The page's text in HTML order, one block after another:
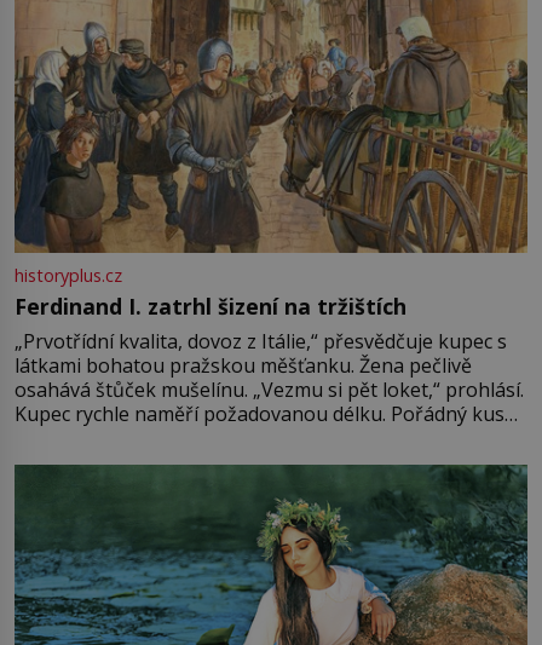
historyplus.cz
Ferdinand I. zatrhl šizení na tržištích
„Prvotřídní kvalita, dovoz z Itálie,“ přesvědčuje kupec s
látkami bohatou pražskou měšťanku. Žena pečlivě
osahává štůček mušelínu. „Vezmu si pět loket,“ prohlásí.
Kupec rychle naměří požadovanou délku. Pořádný kus
milostpaní. Stačí jenom na sukni,“ zhodnotí švadlena
množství růžového mušelínu. „Ošidili vás, podívejte.“
Vezme do ruky dřevěnou